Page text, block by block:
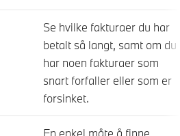
Se hvilke fakturaer du har
betalt så langt, samt om du
har noen fakturaer som
snart forfaller eller som er
forsinket.
En enkel måte å finne